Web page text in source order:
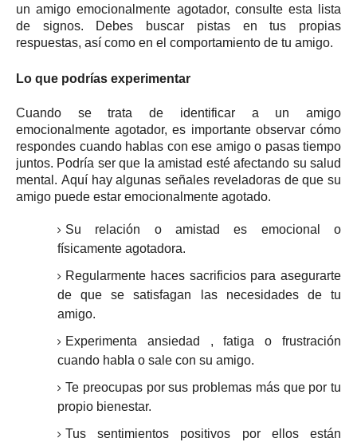
un amigo emocionalmente agotador, consulte esta lista
de signos. Debes buscar pistas en tus propias
respuestas, así como en el comportamiento de tu amigo.
Lo que podrías experimentar
Cuando se trata de identificar a un amigo
emocionalmente agotador, es importante observar cómo
respondes cuando hablas con ese amigo o pasas tiempo
juntos. Podría ser que la amistad esté afectando su salud
mental. Aquí hay algunas señales reveladoras de que su
amigo puede estar emocionalmente agotado.
Su relación o amistad es emocional o
físicamente agotadora.
Regularmente haces sacrificios para asegurarte
de que se satisfagan las necesidades de tu
amigo.
Experimenta ansiedad
, fatiga o frustración
cuando habla o sale con su amigo.
Te preocupas por sus problemas más que por tu
propio bienestar.
Tus sentimientos positivos por ellos están